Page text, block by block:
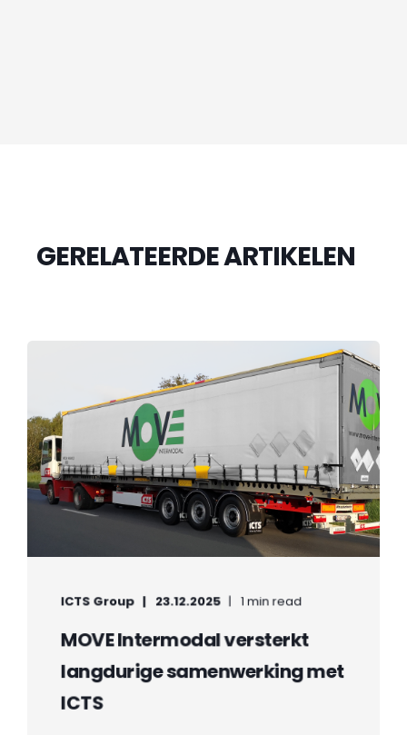
GERELATEERDE ARTIKELEN
ICTS Group 23.12.2025 1 min read
MOVE Intermodal versterkt
langdurige samenwerking met
ICTS